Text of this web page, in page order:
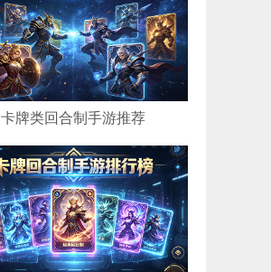
卡牌类回合制手游推荐